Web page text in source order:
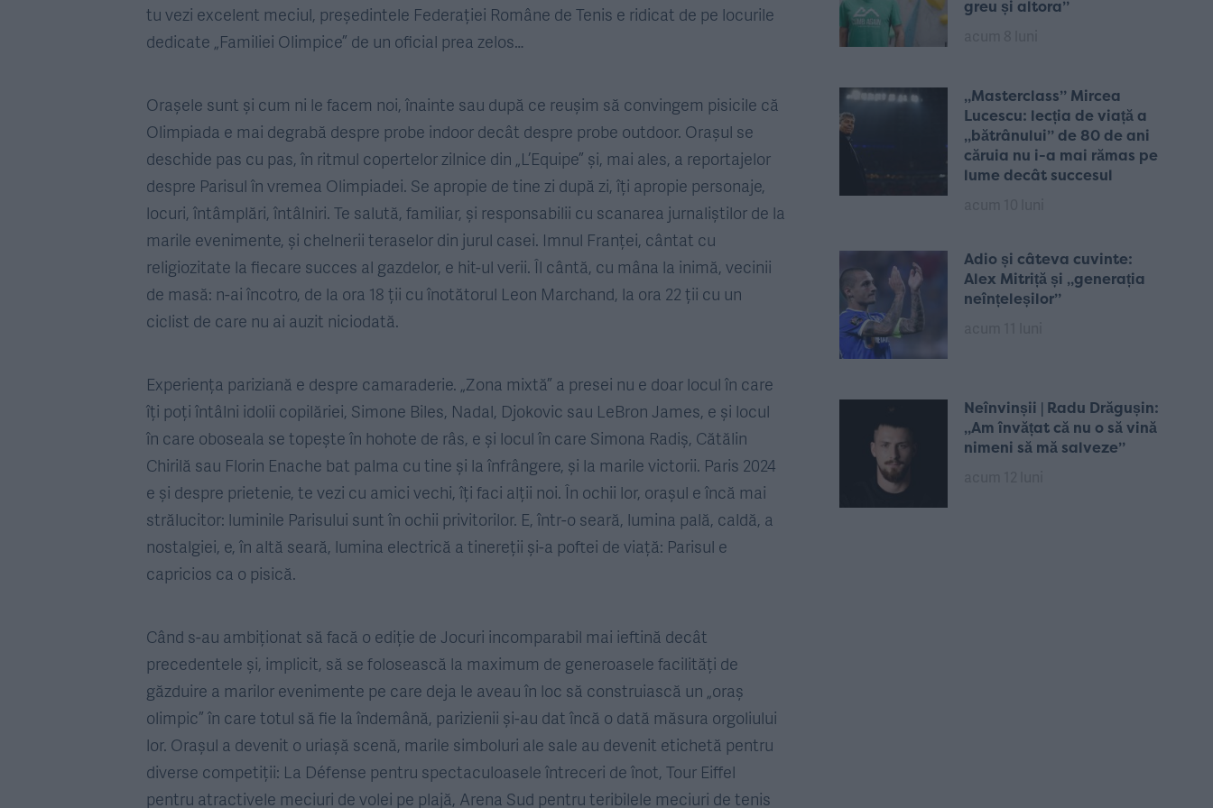
tu vezi excelent meciul, președintele Federației Române de Tenis e ridicat de pe locurile
dedicate „Familiei Olimpice” de un oficial prea zelos…
Orașele sunt și cum ni le facem noi, înainte sau după ce reușim să convingem pisicile că
Olimpiada e mai degrabă despre probe indoor decât despre probe outdoor. Orașul se
deschide pas cu pas, în ritmul copertelor zilnice din „L’Equipe” și, mai ales, a reportajelor
despre Parisul în vremea Olimpiadei. Se apropie de tine zi după zi, îți apropie personaje,
locuri, întâmplări, întâlniri. Te salută, familiar, și responsabilii cu scanarea jurnaliștilor de la
marile evenimente, și chelnerii teraselor din jurul casei. Imnul Franței, cântat cu
religiozitate la fiecare succes al gazdelor, e hit-ul verii. Îl cântă, cu mâna la inimă, vecinii
de masă: n-ai încotro, de la ora 18 ții cu înotătorul Leon Marchand, la ora 22 ții cu un
ciclist de care nu ai auzit niciodată.
Experiența pariziană e despre camaraderie. „Zona mixtă” a presei nu e doar locul în care
îți poți întâlni idolii copilăriei, Simone Biles, Nadal, Djokovic sau LeBron James, e și locul
în care oboseala se topește în hohote de râs, e și locul în care Simona Radiș, Cătălin
Chirilă sau Florin Enache bat palma cu tine și la înfrângere, și la marile victorii. Paris 2024
e și despre prietenie, te vezi cu amici vechi, îți faci alții noi. În ochii lor, orașul e încă mai
strălucitor: luminile Parisului sunt în ochii privitorilor. E, într-o seară, lumina pală, caldă, a
nostalgiei, e, în altă seară, lumina electrică a tinereții și-a poftei de viață: Parisul e
capricios ca o pisică.
Când s-au ambiționat să facă o ediție de Jocuri incomparabil mai ieftină decât
precedentele și, implicit, să se folosească la maximum de generoasele facilități de
găzduire a marilor evenimente pe care deja le aveau în loc să construiască un „oraș
olimpic” în care totul să fie la îndemână, parizienii și-au dat încă o dată măsura orgoliului
lor. Orașul a devenit o uriașă scenă, marile simboluri ale sale au devenit etichetă pentru
diverse competiții: La Défense pentru spectaculoasele întreceri de înot, Tour Eiffel
pentru atractivele meciuri de volei pe plajă, Arena Sud pentru teribilele meciuri de tenis
greu și altora”
„Masterclass” Mircea
Lucescu: lecția de viață a
„bătrânului” de 80 de ani
căruia nu i-a mai rămas pe
lume decât succesul
Adio și câteva cuvinte:
Alex Mitriță și „generația
neînțeleșilor”
Neînvinșii | Radu Drăgușin:
„Am învățat că nu o să vină
nimeni să mă salveze”